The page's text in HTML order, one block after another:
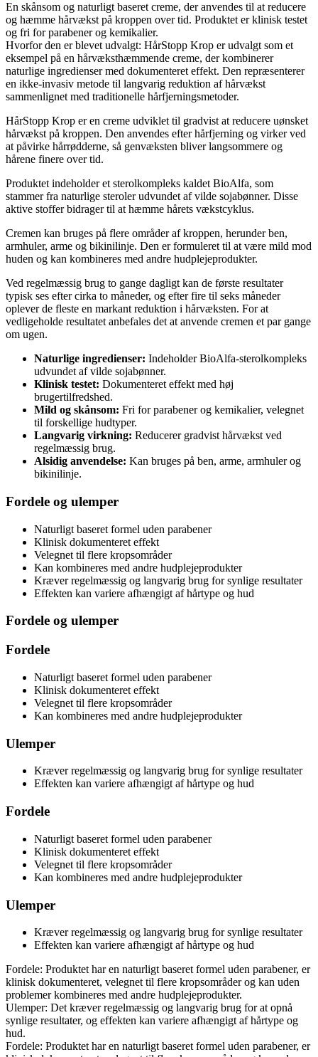
En skånsom og naturligt baseret creme, der anvendes til at reducere
og hæmme hårvækst på kroppen over tid. Produktet er klinisk testet
og fri for parabener og kemikalier.
Hvorfor den er blevet udvalgt: HårStopp Krop er udvalgt som et
eksempel på en hårvæksthæmmende creme, der kombinerer
naturlige ingredienser med dokumenteret effekt. Den repræsenterer
en ikke-invasiv metode til langvarig reduktion af hårvækst
sammenlignet med traditionelle hårfjerningsmetoder.
HårStopp Krop er en creme udviklet til gradvist at reducere uønsket
hårvækst på kroppen. Den anvendes efter hårfjerning og virker ved
at påvirke hårrødderne, så genvæksten bliver langsommere og
hårene finere over tid.
Produktet indeholder et sterolkompleks kaldet BioAlfa, som
stammer fra naturlige steroler udvundet af vilde sojabønner. Disse
aktive stoffer bidrager til at hæmme hårets vækstcyklus.
Cremen kan bruges på flere områder af kroppen, herunder ben,
armhuler, arme og bikinilinje. Den er formuleret til at være mild mod
huden og kan kombineres med andre hudplejeprodukter.
Ved regelmæssig brug to gange dagligt kan de første resultater
typisk ses efter cirka to måneder, og efter fire til seks måneder
oplever de fleste en markant reduktion i hårvæksten. For at
vedligeholde resultatet anbefales det at anvende cremen et par gange
om ugen.
Naturlige ingredienser: Indeholder BioAlfa-sterolkompleks
udvundet af vilde sojabønner.
Klinisk testet: Dokumenteret effekt med høj
brugertilfredshed.
Mild og skånsom: Fri for parabener og kemikalier, velegnet
til forskellige hudtyper.
Langvarig virkning: Reducerer gradvist hårvækst ved
regelmæssig brug.
Alsidig anvendelse: Kan bruges på ben, arme, armhuler og
bikinilinje.
Fordele og ulemper
Naturligt baseret formel uden parabener
Klinisk dokumenteret effekt
Velegnet til flere kropsområder
Kan kombineres med andre hudplejeprodukter
Kræver regelmæssig og langvarig brug for synlige resultater
Effekten kan variere afhængigt af hårtype og hud
Fordele og ulemper
Fordele
Naturligt baseret formel uden parabener
Klinisk dokumenteret effekt
Velegnet til flere kropsområder
Kan kombineres med andre hudplejeprodukter
Ulemper
Kræver regelmæssig og langvarig brug for synlige resultater
Effekten kan variere afhængigt af hårtype og hud
Fordele
Naturligt baseret formel uden parabener
Klinisk dokumenteret effekt
Velegnet til flere kropsområder
Kan kombineres med andre hudplejeprodukter
Ulemper
Kræver regelmæssig og langvarig brug for synlige resultater
Effekten kan variere afhængigt af hårtype og hud
Fordele: Produktet har en naturligt baseret formel uden parabener, er
klinisk dokumenteret, velegnet til flere kropsområder og kan uden
problemer kombineres med andre hudplejeprodukter.
Ulemper: Det kræver regelmæssig og langvarig brug for at opnå
synlige resultater, og effekten kan variere afhængigt af hårtype og
hud.
Fordele: Produktet har en naturligt baseret formel uden parabener, er